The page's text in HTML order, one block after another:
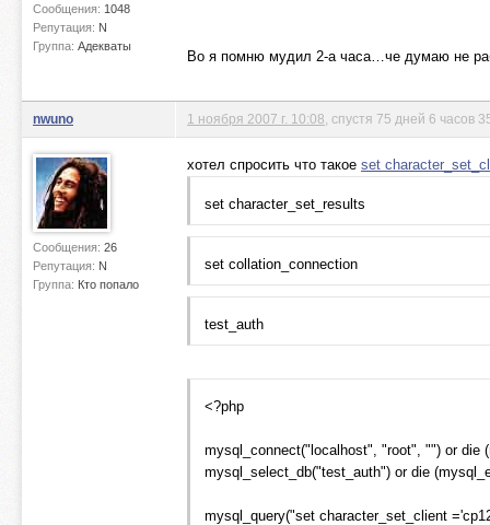
Сообщения: 1048
Репутация: N
Группа: Адекваты
Во я помню мудил 2-а часа…че думаю не
nwuno
Сообщения: 26
Репутация: N
Группа: Кто попало
1 ноября 2007 г. 10:08 , спустя 75 дней 6 часов
хотел спросить что такое set
set character_set_results
set collation_connection
test_auth
<?php
mysql_connect("localhost", "root", "") or die
mysql_select_db("test_auth") or die
mysql_query("set character_set_client